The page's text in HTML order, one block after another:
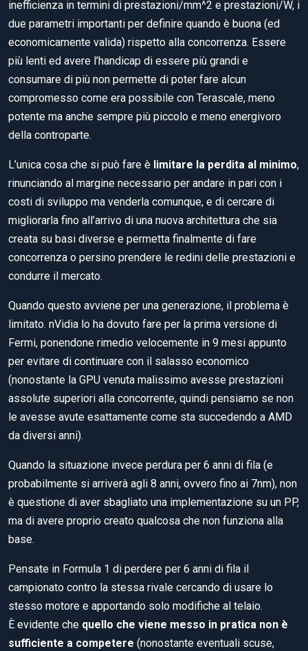
inefficienza in termini di prestazioni/mm^2 e prestazioni/W, i
due parametri importanti per definire quando è buona (ed
economicamente valida) rispetto alla concorrenza. Essere
più lenti ed avere l’handicap di essere più grandi e
consumare di più non permette di poter fare alcun
compromesso come era possibile con Terascale, meno
potente ma anche sempre più piccolo e meno energivoro
della controparte.
L’unica cosa che si può fare è limitare la perdita al minimo,
rinunciando al margine necessario per andare in pari con i
costi di sviluppo ma venderla comunque, e di cercare di
migliorarla fino all’arrivo di una nuova architettura che sia
creata su basi diverse e permetta finalmente di fare
concorrenza o persino prendere le redini delle prestazioni e
condurre il mercato.
Quando questo avviene per una generazione, il problema è
limitato. nVidia lo ha dovuto fare per la prima versione di
Fermi, ponendone rimedio velocemente in 9 mesi appunto
per evitare di continuare con il salasso economico
(nonostante la GPU venuta malissimo avesse prestazioni
assolute superiori alla concorrente, quindi pensiamo se non
le avesse avute esattamente come sta succedendo a AMD
da diversi anni).
Quando la situazione invece perdura per 6 anni di fila (e
probabilmente si arriverà agli 8 anni, ovvero fino ai 7nm), non
è questione di aver sbagliato una implementazione su un PP,
ma di avere proprio creato qualcosa che non funziona alla
base.
Pensate in Formula 1 di perdere per 6 anni di fila il
campionato contro la stessa rivale cercando di usare lo
stesso motore e apportando solo modifiche al telaio.
È evidente che quello che viene messo in pratica non è
sufficiente a competere (nonostante eventuali scuse,